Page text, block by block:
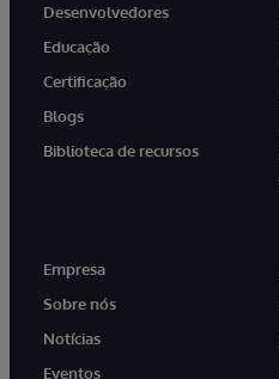
Desenvolvedores
Educação
Certificação
Blogs
Biblioteca de recursos
Empresa
Sobre nós
Notícias
Eventos